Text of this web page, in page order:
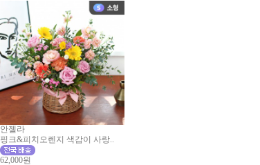
안젤라
핑크&피치오렌지 색감이 사랑..
62,000원